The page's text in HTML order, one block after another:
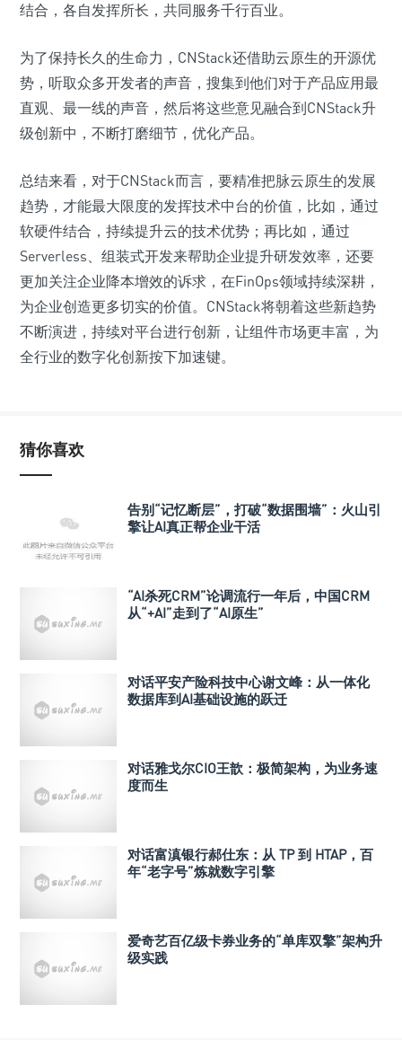
结合，各自发挥所长，共同服务千行百业。
为了保持长久的生命力，CNStack还借助云原生的开源优
势，听取众多开发者的声音，搜集到他们对于产品应用最
直观、最一线的声音，然后将这些意见融合到CNStack升
级创新中，不断打磨细节，优化产品。
总结来看，对于CNStack而言，要精准把脉云原生的发展
趋势，才能最大限度的发挥技术中台的价值，比如，通过
软硬件结合，持续提升云的技术优势；再比如，通过
Serverless、组装式开发来帮助企业提升研发效率，还要
更加关注企业降本增效的诉求，在FinOps领域持续深耕，
为企业创造更多切实的价值。CNStack将朝着这些新趋势
不断演进，持续对平台进行创新，让组件市场更丰富，为
全行业的数字化创新按下加速键。
猜你喜欢
告别“记忆断层”，打破“数据围墙”：火山引
擎让AI真正帮企业干活
“AI杀死CRM”论调流行一年后，中国CRM
从“+AI”走到了“AI原生”
对话平安产险科技中心谢文峰：从一体化
数据库到AI基础设施的跃迁
对话雅戈尔CIO王歆：极简架构，为业务速
度而生
对话富滇银行郝仕东：从 TP 到 HTAP，百
年“老字号”炼就数字引擎
爱奇艺百亿级卡券业务的“单库双擎”架构升
级实践